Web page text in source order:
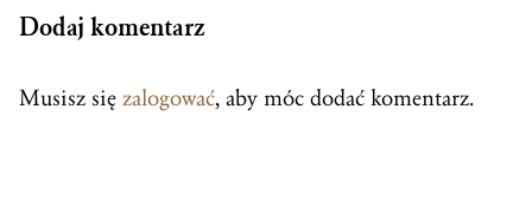
Dodaj komentarz
Musisz się zalogować, aby móc dodać komentarz.